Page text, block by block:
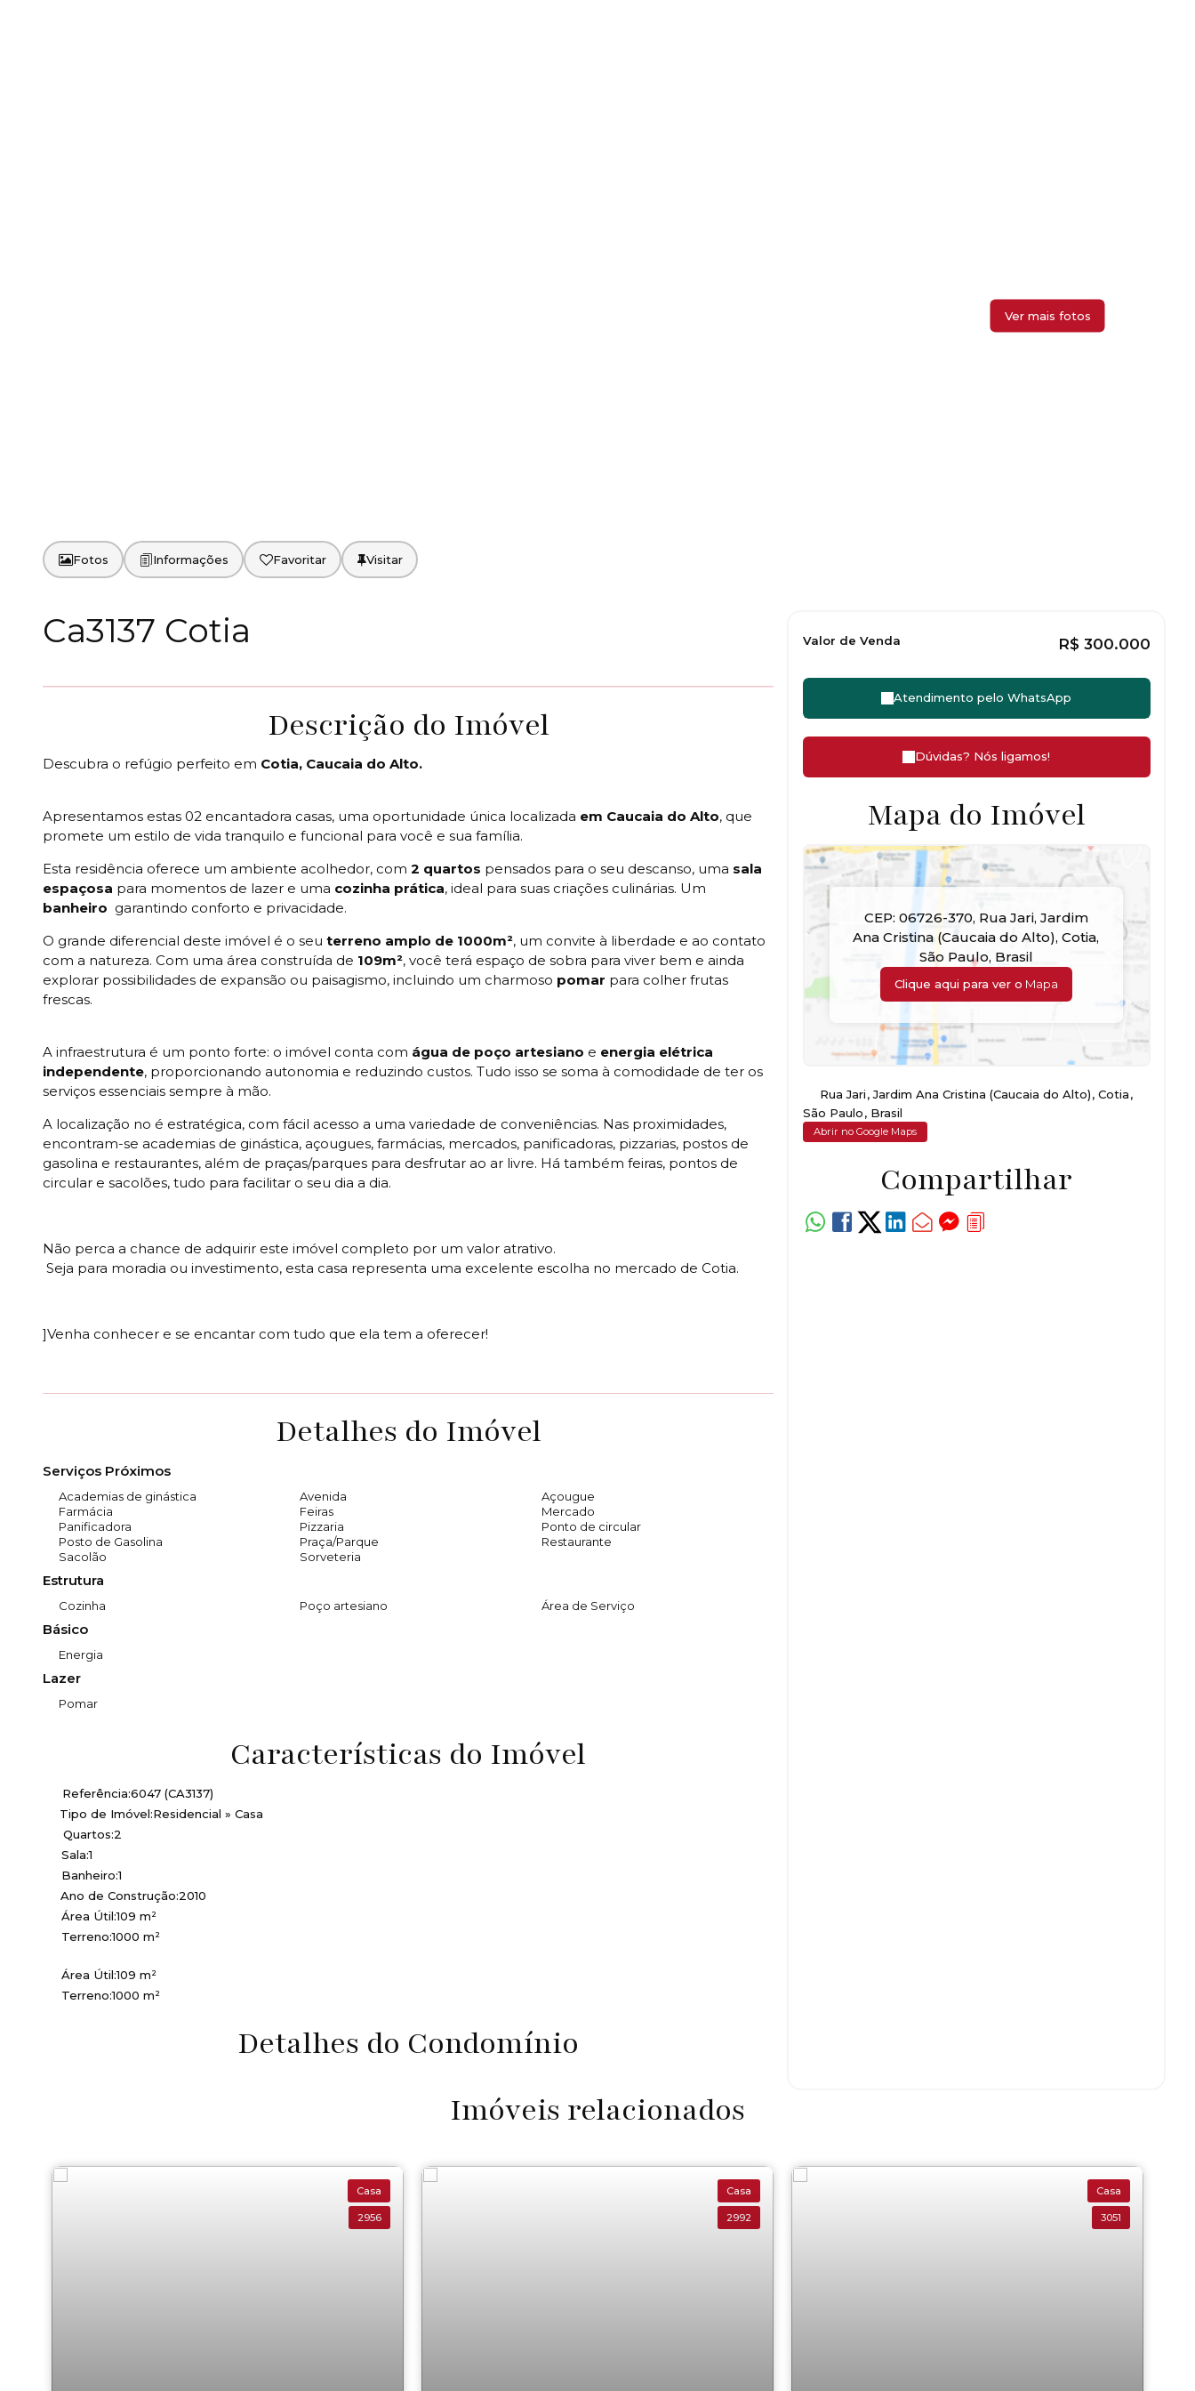
Fotos Favoritar
Ca3137 Cotia
Descrição do Imóvel
Descubra o refúgio perfeito em Cotia, Caucaia do Alto.
Apresentamos estas 02 encantadora casas, uma oportunidade única localizada em Caucaia do Alto, que
promete um estilo de vida tranquilo e funcional para você e sua família.
Esta residência oferece um ambiente acolhedor, com 2 quartos pensados para o seu descanso, uma sala
espaçosa para momentos de lazer e uma cozinha prática, ideal para suas criações culinárias. Um
banheiro garantindo conforto e privacidade.
O grande diferencial deste imóvel é o seu terreno amplo de 1000m², um convite à liberdade e ao contato
com a natureza. Com uma área construída de 109m², você terá espaço de sobra para viver bem e ainda
explorar possibilidades de expansão ou paisagismo, incluindo um charmoso pomar para colher frutas
frescas.
A infraestrutura é um ponto forte: o imóvel conta com água de poço artesiano e energia elétrica
independente, proporcionando autonomia e reduzindo custos. Tudo isso se soma à comodidade de ter os
serviços essenciais sempre à mão.
A localização no é estratégica, com fácil acesso a uma variedade de conveniências. Nas proximidades,
encontram-se academias de ginástica, açougues, farmácias, mercados, panificadoras, pizzarias, postos de
gasolina e restaurantes, além de praças/parques para desfrutar ao ar livre. Há também feiras, pontos de
circular e sacolões, tudo para facilitar o seu dia a dia.
Não perca a chance de adquirir este imóvel completo por um valor atrativo.
Seja para moradia ou investimento, esta casa representa uma excelente escolha no mercado de Cotia.
]Venha conhecer e se encantar com tudo que ela tem a oferecer!
Detalhes do Imóvel
Serviços Próximos
Academias de ginástica Avenida
Açougue
Farmácia
Feiras
Mercado
Panificadora
Pizzaria
Ponto de circular
Posto de Gasolina
Praça/Parque
Restaurante
Sacolão
Sorveteria
Estrutura
Cozinha Poço artesiano Área de Serviço
Básico
Energia
Lazer
Pomar
Características do Imóvel
Referência:6047 (CA3137)
Tipo de Imóvel:Residencial » Casa
Quartos:2
Sala:1
Banheiro:1
Ano de Construção:2010
Área Útil:109 m²
Terreno:1000 m²
Área Útil:109 m²
Terreno:1000 m²
Detalhes do Condomínio
R$ 300.000
Valor de Venda
Atendimento pelo WhatsApp
Dúvidas? Nós ligamos!
Mapa do Imóvel
CEP: 06726-370, Rua Jari, Jardim
Ana Cristina (Caucaia do Alto),Cotia,
São Paulo, Brasil
Clique aqui para ver o Mapa
Rua Jari,Jardim Ana Cristina (Caucaia do Alto), Cotia,
São Paulo, Brasil
Abrir no Google Maps
Compartilhar
Imóveis relacionados
Casa
2956
Casa
2992
Casa
3051